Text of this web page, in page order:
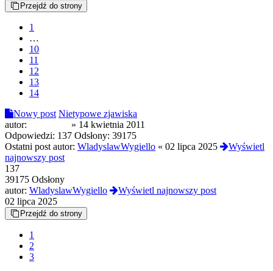
Przejdź do strony
1
…
10
11
12
13
14
Nowy post Nietypowe zjawiska
autor:
» 14 kwietnia 2011
Odpowiedzi: 137 Odsłony: 39175
Ostatni post autor: WladyslawWygiello « 02 lipca 2025
Wyświetl
najnowszy post
137
39175 Odsłony
autor: WladyslawWygiello
Wyświetl najnowszy post
02 lipca 2025
Przejdź do strony
1
2
3